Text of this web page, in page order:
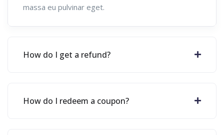
massa eu pulvinar eget.
How do I get a refund?
How do I redeem a coupon?